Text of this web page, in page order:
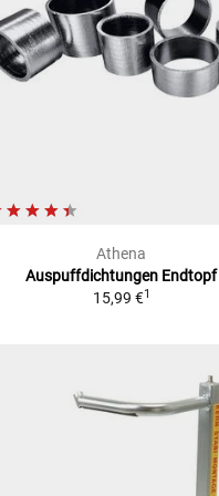
Athena
Auspuffdichtungen Endtopf
15,99 €1